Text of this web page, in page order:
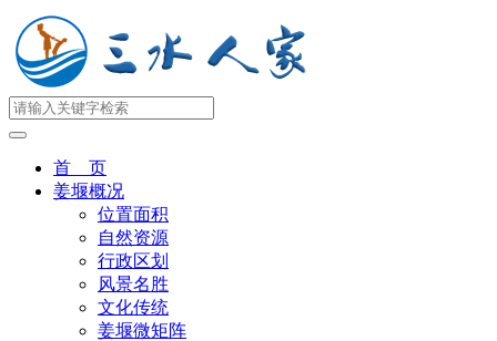
首 页
姜堰概况
位置面积
自然资源
行政区划
风景名胜
文化传统
姜堰微矩阵